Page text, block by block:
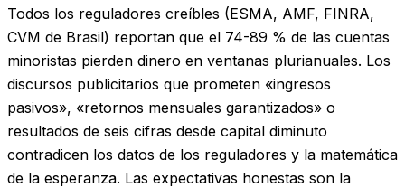
Todos los reguladores creíbles (ESMA, AMF, FINRA,
CVM de Brasil) reportan que el 74-89 % de las cuentas
minoristas pierden dinero en ventanas plurianuales. Los
discursos publicitarios que prometen «ingresos
pasivos», «retornos mensuales garantizados» o
resultados de seis cifras desde capital diminuto
contradicen los datos de los reguladores y la matemática
de la esperanza. Las expectativas honestas son la